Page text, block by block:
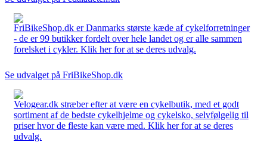
FriBikeShop.dk er Danmarks største kæde af cykelforretninger
- de er 99 butikker fordelt over hele landet og er alle sammen
forelsket i cykler. Klik her for at se deres udvalg.
Se udvalget på FriBikeShop.dk
Velogear.dk stræber efter at være en cykelbutik, med et godt
sortiment af de bedste cykelhjelme og cykelsko, selvfølgelig til
priser hvor de fleste kan være med. Klik her for at se deres
udvalg.